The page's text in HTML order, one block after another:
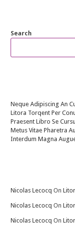
Search
Neque Adipiscing An
Litora Torqent Per
Praesent Libro Se
Metus Vitae Pharetra
Interdum Magna
Nicolas Lecocq On
Nicolas Lecocq On
Nicolas Lecocq On